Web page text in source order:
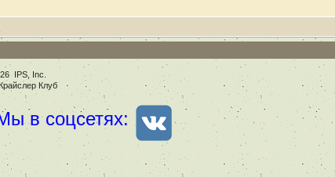
IPS, Inc
Клуб
в соцсетях: